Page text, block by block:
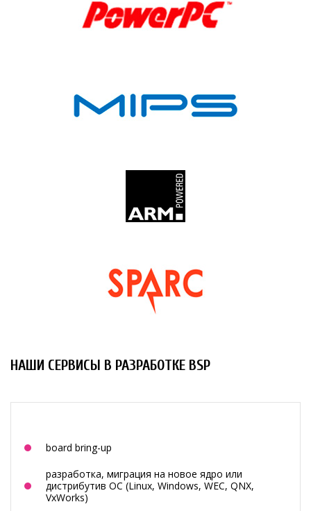
НАШИ СЕРВИСЫ В РАЗРАБОТКЕ BSP
board bring-up
разработка, миграция на новое ядро или
дистрибутив ОС (Linux, Windows, WEC, QNX,
VxWorks)